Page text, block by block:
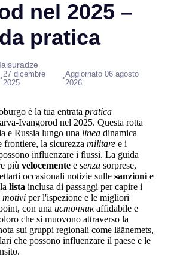
nel 2025 –
pratica
•27 dicembre
2025
•Aggiornato 06 agosto
2026
è la tua entrata pratica
Ivangorod nel 2025. Questa rotta
e Russia lungo una linea dinamica
la sicurezza militare e i
influenzare i flussi. La guida
più velocemente e senza sorprese,
occasionali notizie sulle sanzioni e
lista inclusa di passaggi per capire i
motivi per l'ispezione e le migliori
con una источникaffidabile e
che si muovono attraverso la
sui gruppi regionali come läänemets,
che possono influenzare il paese e le